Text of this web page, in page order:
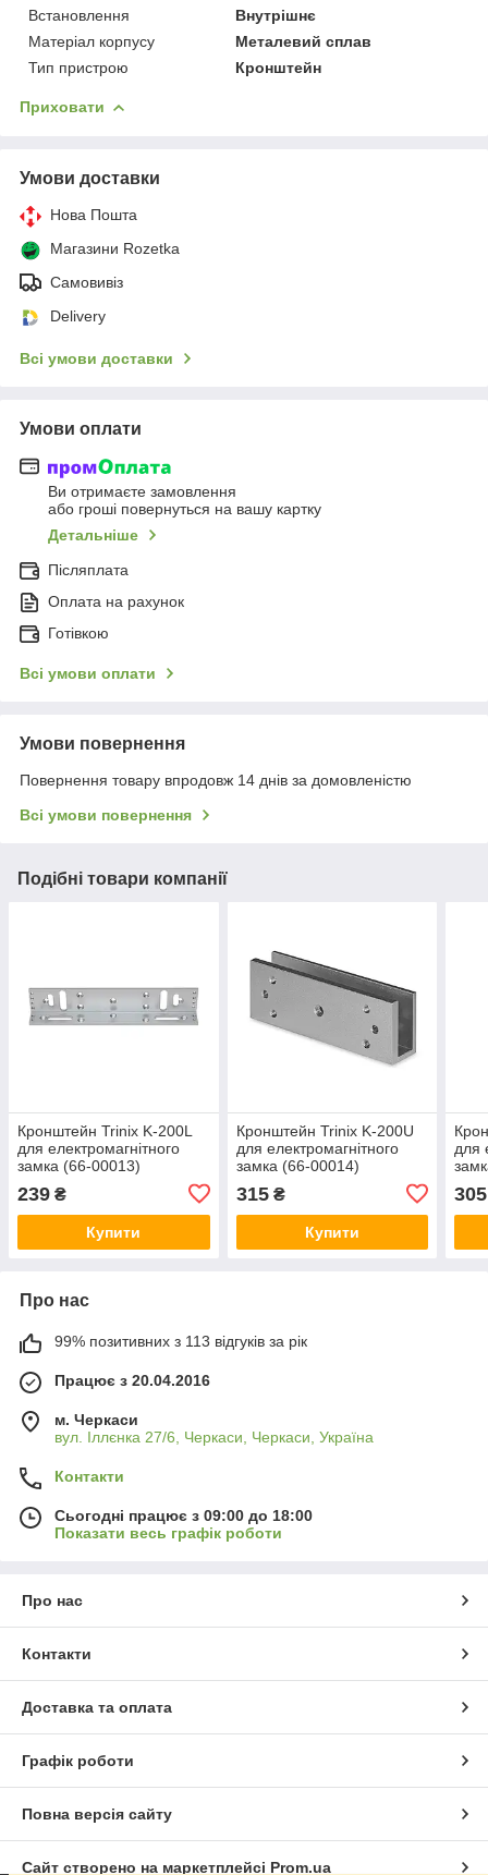
Встановлення
Внутрішнє
Матеріал корпусу
Металевий сплав
Тип пристрою
Кронштейн
Приховати
Умови доставки
Нова Пошта
Магазини Rozetka
Самовивіз
Delivery
Всі умови доставки
Умови оплати
Ви отримаєте замовлення
або гроші повернуться на вашу картку
Детальніше
Післяплата
Оплата на рахунок
Готівкою
Всі умови оплати
Умови повернення
Повернення товару впродовж 14 днів за домовленістю
Всі умови повернення
Подібні товари компанії
Кронштейн Trinix K-200L
для електромагнітного
замка (66-00013)
239 ₴
Купити
Кронштейн Trinix K-200U
для електромагнітного
замка (66-00014)
315₴
Купити
для
305
Про нас
99% позитивних з 113 відгуків за рік
Працює з 20.04.2016
м. Черкаси
вул. Іллєнка 27/6, Черкаси, Черкаси, Україна
Контакти
Сьогодні працює з 09:00 до 18:00
Показати весь графік роботи
Про нас
Контакти
Доставка та оплата
Графік роботи
Повна версія сайту
Сайт створено на маркетплейсі Prom.ua